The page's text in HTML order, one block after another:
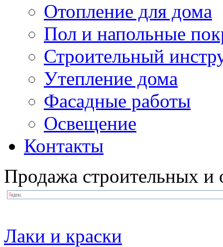
Отопление для дома
Пол и напольные
Строительный
Утепление дома
Фасадные работы
Освещение
Контакты
Продажа строительных и
Лаки и краски